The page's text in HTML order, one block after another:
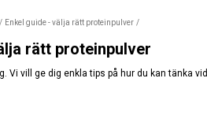
Enkel guide - välja rätt proteinpulver
rätt proteinpulver
vill ge dig enkla tips på hur du kan tänka